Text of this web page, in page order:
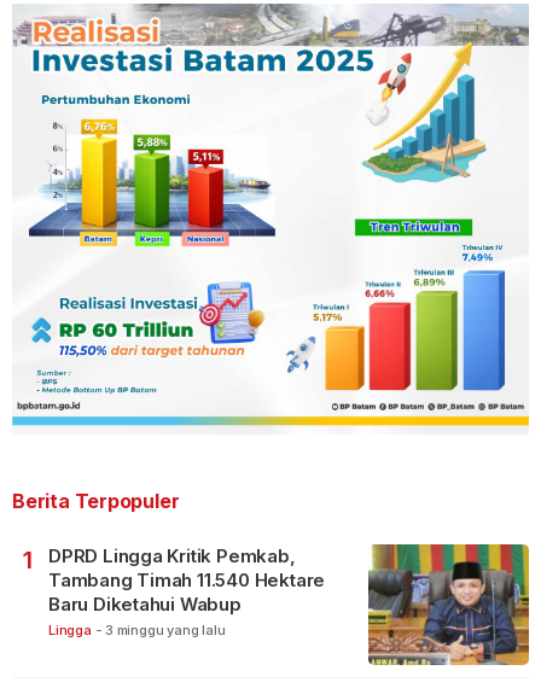
Berita Terpopuler
1
DPRD Lingga Kritik Pemkab,
Tambang Timah 11.540 Hektare
Baru Diketahui Wabup
Lingga - 3 minggu yang lalu